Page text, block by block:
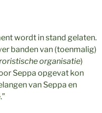
wordt in stand gelaten.
banden van (toenmalig)
organisatie)
Seppa opgevat kon
van Seppa en